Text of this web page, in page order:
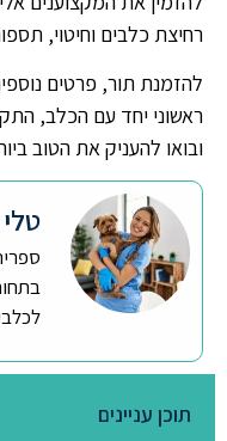
תוכן עניינים
רחיצת כלבים וחיטוי,
להזמנת תור, פרטים
ראשוני יחד עם הכלב,
ובואו להעניק את הטוב